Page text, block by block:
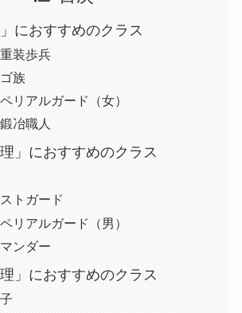
」におすすめのクラス
装歩兵
族
リアルガード（女）
冶職人
理」におすすめのクラス
トガード
リアルガード（男）
ンダー
理」におすすめのクラス